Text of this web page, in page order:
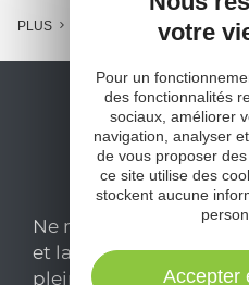
PLUS
Ne manquez pas
et laissez-vous
pleinement de votre
votre
Pour un
des fonctionnalités
sociaux, améliorer
navigation, analyser
de vous proposer
ce site utilise des
stockent aucune
Accepter